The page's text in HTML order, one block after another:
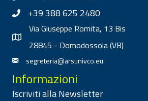
+39 388 625 2480
Via Giuseppe Romita, 13 Bis
28845 - Domodossola (VB)
segreteria@arsunivco.eu
Informazioni
Iscriviti alla Newsletter